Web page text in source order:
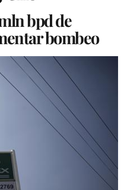
bpd de
bombeo